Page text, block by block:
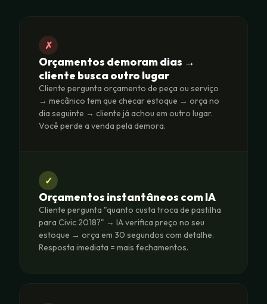
✗
Orçamentos demoram dias →
cliente busca outro lugar
Cliente pergunta orçamento de peça ou serviço
→ mecânico tem que checar estoque → orça no
dia seguinte → cliente já achou em outro lugar.
Você perde a venda pela demora.
✓
Orçamentos instantâneos com IA
Cliente pergunta "quanto custa troca de pastilha
para Civic 2018?" → IA verifica preço no seu
estoque → orça em 30 segundos com detalhe.
Resposta imediata = mais fechamentos.